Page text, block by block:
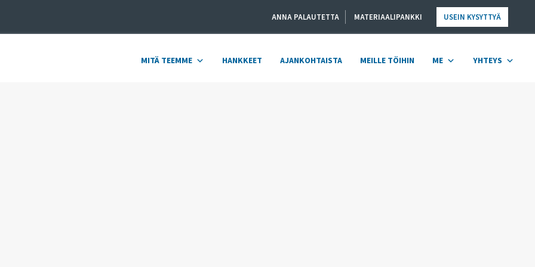
ANNA PALAUTETTA MATERIAALIPANKKI USEIN KYSYTTYÄ
MITÄ TEEMME HANKKEET AJANKOHTAISTA MEILLE TÖIHIN ME YHTEYS